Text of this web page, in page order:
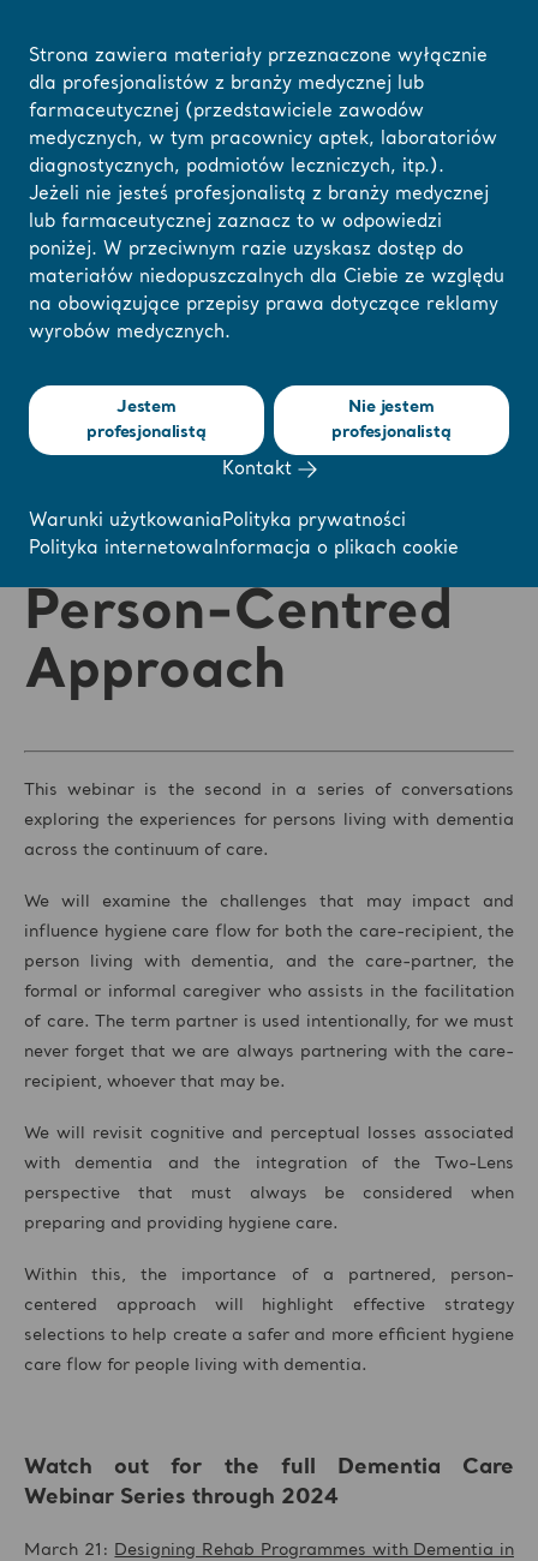
Tutaj możesz
zmienić swój region
lub język
ROZUMIEM
Strona główna / ... / Webinary i e-learning / A Safer and More Efficient
❮ Powrót do webinariów
A Safer and More
Efficient Hygiene
Care Flow in
People Living with
Dementia - A
Person-Centred
Approach
This webinar is the second in a series of conversations
exploring the experiences for persons living with dementia
across the continuum of care.
We will examine the challenges that may impact and
influence hygiene care flow for both the care-recipient, the
person living with dementia, and the care-partner, the
formal or informal caregiver who assists in the facilitation
of care. The term partner is used intentionally, for we must
never forget that we are always partnering with the care-
recipient, whoever that may be.
We will revisit cognitive and perceptual losses associated
with dementia and the integration of the Two-Lens
perspective that must always be considered when
preparing and providing hygiene care.
Within this, the importance of a partnered, person-
centered approach will highlight effective strategy
selections to help create a safer and more efficient hygiene
care flow for people living with dementia.
Watch out for the full Dementia Care
Webinar Series through 2024
March 21: Designing Rehab Programmes with Dementia in
Strona zawiera materiały przeznaczone wyłącznie
dla profesjonalistów z branży medycznej lub
farmaceutycznej (przedstawiciele zawodów
medycznych, w tym pracownicy aptek, laboratoriów
diagnostycznych, podmiotów leczniczych, itp.).
Jeżeli nie jesteś profesjonalistą z branży medycznej
lub farmaceutycznej zaznacz to w odpowiedzi
poniżej. W przeciwnym razie uzyskasz dostęp do
materiałów niedopuszczalnych dla Ciebie ze względu
na obowiązujące przepisy prawa dotyczące reklamy
wyrobów medycznych.
Jestem
profesjonalistą
Nie jestem
profesjonalistą
Kontakt
Warunki użytkowaniaPolityka prywatności
Polityka internetowaInformacja o plikach cookie